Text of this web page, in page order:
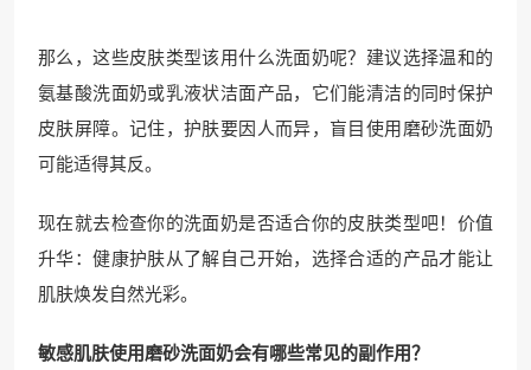
那么，这些皮肤类型该用什么洗面奶呢？建议选择温和的
氨基酸洗面奶或乳液状洁面产品，它们能清洁的同时保护
皮肤屏障。记住，护肤要因人而异，盲目使用磨砂洗面奶
可能适得其反。
现在就去检查你的洗面奶是否适合你的皮肤类型吧！价值
升华：健康护肤从了解自己开始，选择合适的产品才能让
肌肤焕发自然光彩。
敏感肌肤使用磨砂洗面奶会有哪些常见的副作用？